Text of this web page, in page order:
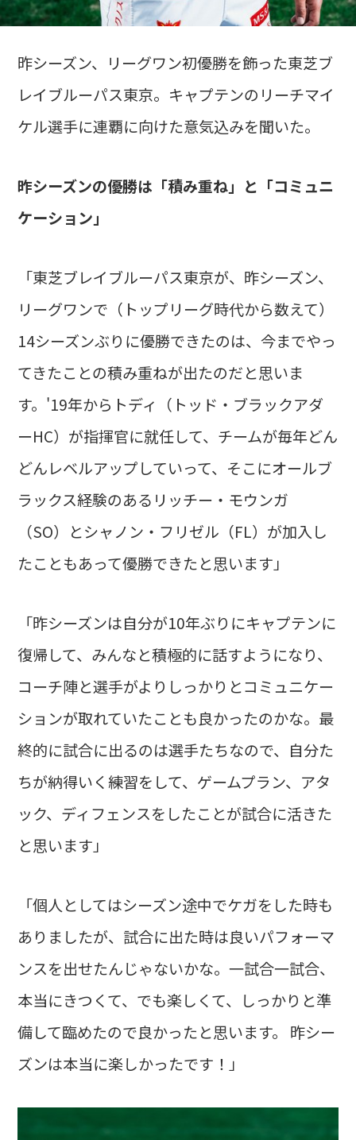
昨シーズン、リーグワン初優勝を飾った東芝ブ
レイブルーパス東京。キャプテンのリーチマイ
ケル選手に連覇に向けた意気込みを聞いた。
昨シーズンの優勝は「積み重ね」と「コミュニ
ケーション」
「東芝ブレイブルーパス東京が、昨シーズン、
リーグワンで（トップリーグ時代から数えて）
14シーズンぶりに優勝できたのは、今までやっ
てきたことの積み重ねが出たのだと思いま
す。'19年からトディ（トッド・ブラックアダ
ーHC）が指揮官に就任して、チームが毎年どん
どんレベルアップしていって、そこにオールブ
ラックス経験のあるリッチー・モウンガ
（SO）とシャノン・フリゼル（FL）が加入し
たこともあって優勝できたと思います」
「昨シーズンは自分が10年ぶりにキャプテンに
復帰して、みんなと積極的に話すようになり、
コーチ陣と選手がよりしっかりとコミュニケー
ションが取れていたことも良かったのかな。最
終的に試合に出るのは選手たちなので、自分た
ちが納得いく練習をして、ゲームプラン、アタ
ック、ディフェンスをしたことが試合に活きた
と思います」
「個人としてはシーズン途中でケガをした時も
ありましたが、試合に出た時は良いパフォーマ
ンスを出せたんじゃないかな。一試合一試合、
本当にきつくて、でも楽しくて、しっかりと準
備して臨めたので良かったと思います。 昨シー
ズンは本当に楽しかったです！」